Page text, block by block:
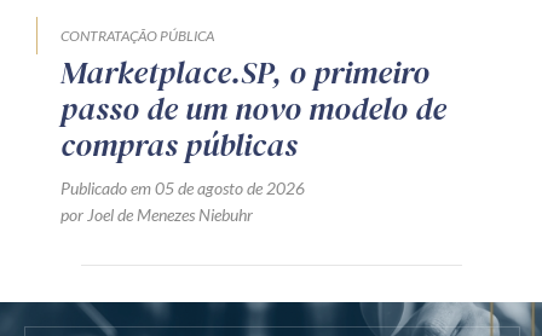
CONTRATAÇÃO PÚBLICA
Marketplace.SP, o primeiro
passo de um novo modelo de
compras públicas
Publicado em 05 de agosto de 2026
por Joel de Menezes Niebuhr